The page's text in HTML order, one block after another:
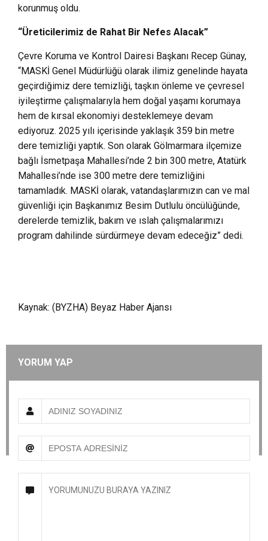
korunmuş oldu.
“Üreticilerimiz de Rahat Bir Nefes Alacak”
Çevre Koruma ve Kontrol Dairesi Başkanı Recep Günay,
“MASKİ Genel Müdürlüğü olarak ilimiz genelinde hayata
geçirdiğimiz dere temizliği, taşkın önleme ve çevresel
iyileştirme çalışmalarıyla hem doğal yaşamı korumaya
hem de kırsal ekonomiyi desteklemeye devam
ediyoruz. 2025 yılı içerisinde yaklaşık 359 bin metre
dere temizliği yaptık. Son olarak Gölmarmara ilçemize
bağlı İsmetpaşa Mahallesi’nde 2 bin 300 metre, Atatürk
Mahallesi’nde ise 300 metre dere temizliğini
tamamladık. MASKİ olarak, vatandaşlarımızın can ve mal
güvenliği için Başkanımız Besim Dutlulu öncülüğünde,
derelerde temizlik, bakım ve ıslah çalışmalarımızı
program dahilinde sürdürmeye devam edeceğiz” dedi.
Kaynak: (BYZHA) Beyaz Haber Ajansı
YORUM YAP